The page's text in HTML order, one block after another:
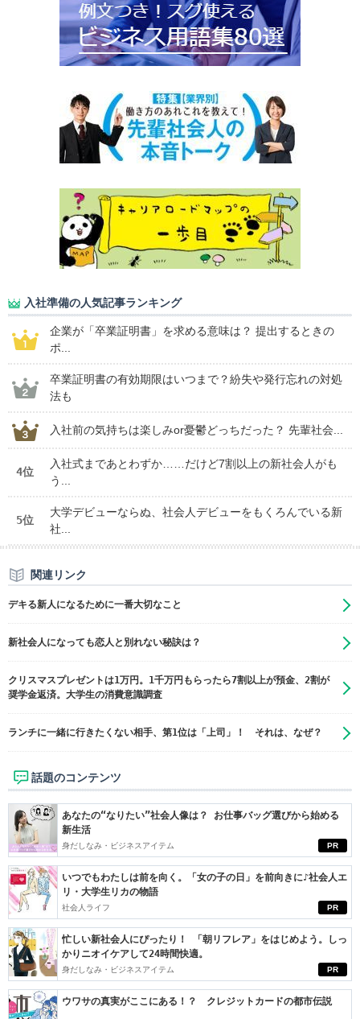
入社準備の人気記事ランキング
企業が「卒業証明書」を求める意味は？ 提出するときの
ポ...
卒業証明書の有効期限はいつまで？紛失や発行忘れの対処
法も
入社前の気持ちは楽しみor憂鬱どっちだった？ 先輩社会...
4位
入社式まであとわずか……だけど7割以上の新社会人がも
う...
5位
大学デビューならぬ、社会人デビューをもくろんでいる新
社...
関連リンク
デキる新人になるために一番大切なこと
新社会人になっても恋人と別れない秘訣は？
クリスマスプレゼントは1万円。1千万円もらったら7割以上が預金、2割が
奨学金返済。大学生の消費意識調査
ランチに一緒に行きたくない相手、第1位は「上司」！ それは、なぜ？
話題のコンテンツ
PR
あなたの“なりたい”社会人像は？ お仕事バッグ選びから始める
新生活
身だしなみ・ビジネスアイテム
PR
いつでもわたしは前を向く。「女の子の日」を前向きに♪社会人エ
リ・大学生リカの物語
社会人ライフ
PR
忙しい新社会人にぴったり！ 「朝リフレア」をはじめよう。しっ
かりニオイケアして24時間快適。
身だしなみ・ビジネスアイテム
ウワサの真実がここにある！？ クレジットカードの都市伝説